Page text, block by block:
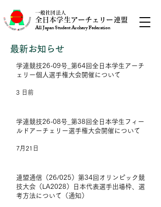
一般社団法人
全日本学生アーチェリー連盟
All Japan Student Archery Federation
最新お知らせ
学連競技26-09号_第64回全日本学生アーチ
ェリー個人選手権大会開催について
3 日前
学連競技26-08号_第38回全日本学生フィー
ルドアーチェリー選手権大会開催について
7月21日
連盟通信（26/025）第34回オリンピック競
技大会（LA2028）日本代表選手出場枠、選
考方法について（通知）